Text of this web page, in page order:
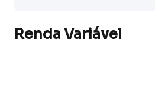
Renda Variável